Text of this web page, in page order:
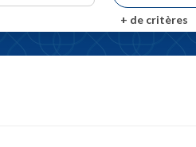
+ de critères